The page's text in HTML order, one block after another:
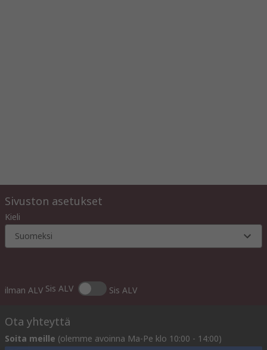
Sivuston asetukset
Kieli
Suomeksi
ilman ALV Sis ALV Sis ALV
Ota yhteyttä
Soita meille (olemme avoinna Ma-Pe klo 10:00 - 14:00)